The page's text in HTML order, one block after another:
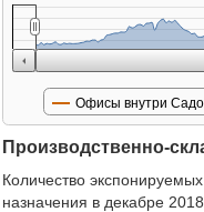
Офисы внутри
Производственно-
Количество
назначения в декабре